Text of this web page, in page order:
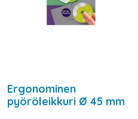
Ergonominen
pyöröleikkuri Ø 45 mm